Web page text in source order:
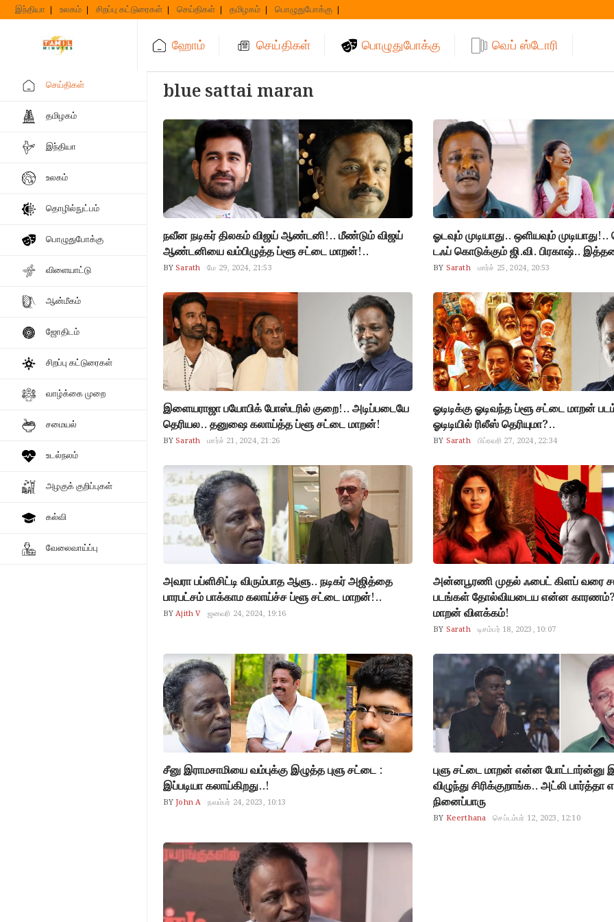
Skip
to
இந்தியா உலகம் சிறப்பு கட்டுரைகள் செய்திகள் தமிழகம் பொழுதுபோக்கு
ஹோம் செய்திகள் பொழுதுபோக்கு வெப் ஸ்டோரி
செய்திகள்
தமிழகம்
இந்தியா
உலகம்
தொழில்நுட்பம்
பொழுதுபோக்கு
விளையாட்டு
ஆன்மீகம்
ஜோதிடம்
சிறப்பு கட்டுரைகள்
வாழ்க்கை முறை
சமையல்
உடல்நலம்
அழகுக் குறிப்புகள்
கல்வி
வேலைவாய்ப்பு
blue sattai maran
நவீன நடிகர் திலகம் விஜய் ஆண்டனி!.. மீண்டும் விஜய்
ஆண்டனியை வம்பிழுத்த ப்ளூ சட்டை மாறன்!..
BYSarath மே 29, 2024, 21:53
ஓடவும் முடியாது.. ஒளியவும்
டஃப் கொடுக்கும் ஜி.வி. பிரகாஷ்..
BY Sarath மார்ச் 25, 2024, 20:53
இளையராஜா பயோபிக் போஸ்டரில் குறை!.. அடிப்படையே
தெரியல.. தனுஷை கலாய்த்த ப்ளூ சட்டை மாறன்!
BYSarath மார்ச் 21, 2024, 21:26
ஓடிடிக்கு ஓடிவந்த ப்ளூ சட்டை மாறன்
ஓடிடியில் ரிலீஸ் தெரியுமா?..
BY Sarath பிப்ரவரி 27, 2024, 22:34
அவரா பப்ளிசிட்டி விரும்பாத ஆளு.. நடிகர் அஜித்தை
பாரபட்சம் பாக்காம கலாய்ச்ச ப்ளூ சட்டை மாறன்!..
BYAjith V ஜனவரி 24, 2024, 19:16
அன்னபூரணி முதல் ஃபைட் கிளப் வரை
படங்கள் தோல்வியடைய என்ன
மாறன் விளக்கம்!
BY Sarath டிசம்பர் 18, 2023, 10:07
சீனு இராமசாமியை வம்புக்கு இழுத்த புளு சட்டை :
இப்படியா கலாய்கிறது..!
BY John A நவம்பர் 24, 2023, 10:13
புளு சட்டை மாறன் என்ன போட்டார்ன்னு
விழுந்து சிரிக்குறாங்க.. அட்லி
நினைப்பாரு
BY Keerthana செப்டம்பர் 12, 2023, 12:10